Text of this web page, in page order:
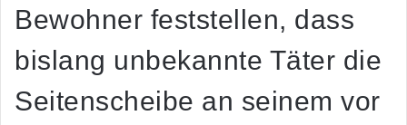
Bewohner feststellen, dass
bislang unbekannte Täter die
Seitenscheibe an seinem vor